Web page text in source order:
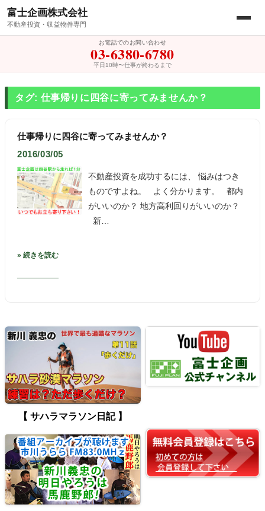
富士企画株式会社
不動産投資・収益物件専門
お電話でのお問い合わせ
03-6380-6780
平日10時〜仕事が終わるまで
タグ: 仕事帰りに四谷に寄ってみませんか？
仕事帰りに四谷に寄ってみませんか？
2016/03/05
不動産投資を成功するには、 悩みはつき
ものですよね。 よく分かります。 都内
がいいのか？ 地方高利回りがいいのか？
新…
» 続きを読む
【 サハラマラソン日記 】